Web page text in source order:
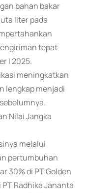
bahan bakar
liter pada
tepat
I 2025.
meningkatkan
lengkap menjadi
Nilai Jangka
melalui
pertumbuhan
30% di PT Golden
Radhika Jananta